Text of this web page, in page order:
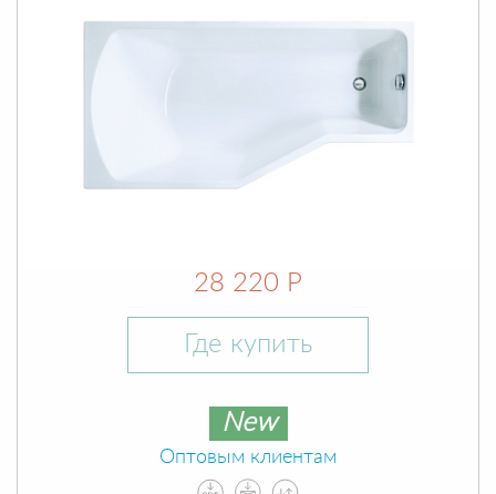
28 220 Р
Где купить
New
Оптовым клиентам